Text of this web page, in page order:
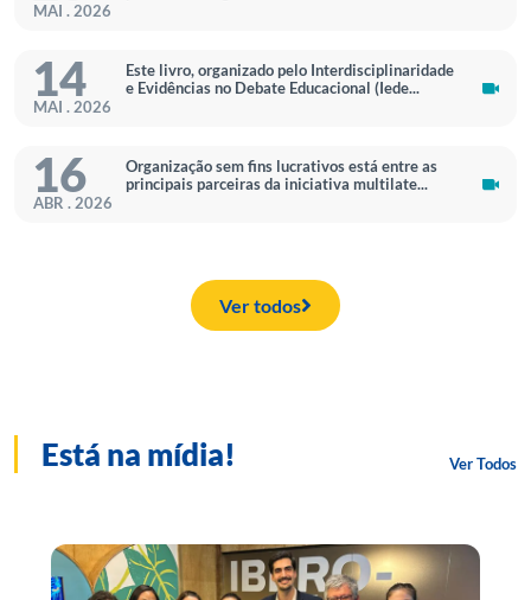
MAI . 2026
14
MAI . 2026
Este livro, organizado pelo Interdisciplinaridade
e Evidências no Debate Educacional (Iede...
16
ABR . 2026
Organização sem fins lucrativos está entre as
principais parceiras da iniciativa multilate...
Ver todos
Está na mídia! Ver Todos